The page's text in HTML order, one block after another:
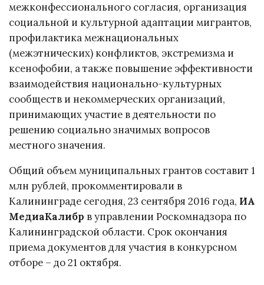
межконфессионального согласия, организация
социальной и культурной адаптации мигрантов,
профилактика межнациональных
(межэтнических) конфликтов, экстремизма и
ксенофобии, а также повышение эффективности
взаимодействия национально-культурных
сообществ и некоммерческих организаций,
принимающих участие в деятельности по
решению социально значимых вопросов
местного значения.
Общий объем муниципальных грантов составит 1
млн рублей, прокомментировали в
Калининграде сегодня, 23 сентября 2016 года, ИА
МедиаКалибр в управлении Роскомнадзора по
Калининградской области. Срок окончания
приема документов для участия в конкурсном
отборе – до 21 октября.